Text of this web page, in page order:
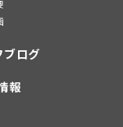
ブログ
報